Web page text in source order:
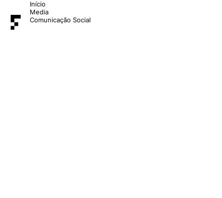
Início
Media
Comunicação Social